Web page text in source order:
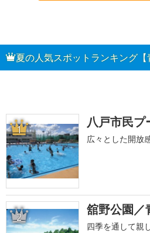
夏の人気スポットランキング【
1 八戸市民
広々とした開放
2 舘野公園／
四季を通して親